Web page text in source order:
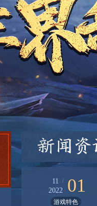
新闻资
11
2022
01
/
游戏特色